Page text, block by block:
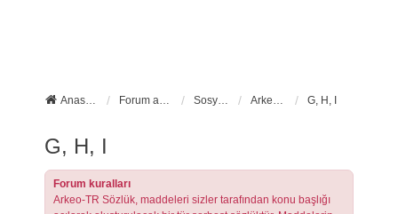
Anasayfa Forum ana sayfa Sosyal Forumlarımız Arkeo-TR Sözlük G, H, I
G, H, I
Forum kuralları
Arkeo-TR Sözlük, maddeleri sizler tarafından konu başlığı